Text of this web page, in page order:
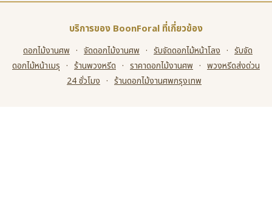
บริการของ BoonForal ที่เกี่ยวข้อง
ดอกไม้งานศพ · จัดดอกไม้งานศพ · รับจัดดอกไม้หน้าโลง · รับจัด
ดอกไม้หน้าเมรุ · ร้านพวงหรีด · ราคาดอกไม้งานศพ · พวงหรีดส่งด่วน
24 ชั่วโมง · ร้านดอกไม้งานศพกรุงเทพ